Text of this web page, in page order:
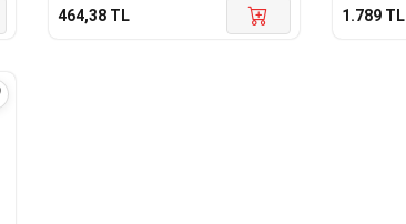
464,38 TL 1.789 TL